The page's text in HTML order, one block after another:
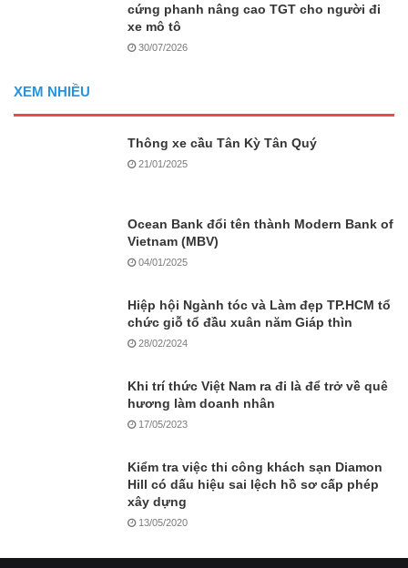
cứng phanh nâng cao TGT cho người đi
xe mô tô
30/07/2026
XEM NHIỀU
Thông xe cầu Tân Kỳ Tân Quý
21/01/2025
Ocean Bank đổi tên thành Modern Bank of
Vietnam (MBV)
04/01/2025
Hiệp hội Ngành tóc và Làm đẹp TP.HCM tổ
chức giỗ tổ đầu xuân năm Giáp thìn
28/02/2024
Khi trí thức Việt Nam ra đi là để trở về quê
hương làm doanh nhân
17/05/2023
Kiểm tra việc thi công khách sạn Diamon
Hill có dấu hiệu sai lệch hồ sơ cấp phép
xây dựng
13/05/2020